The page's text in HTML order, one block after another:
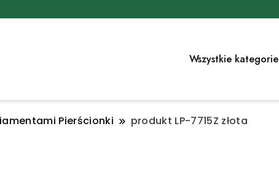
Wszystkie kategorie
Pierścionki produkt LP-7715Z złota